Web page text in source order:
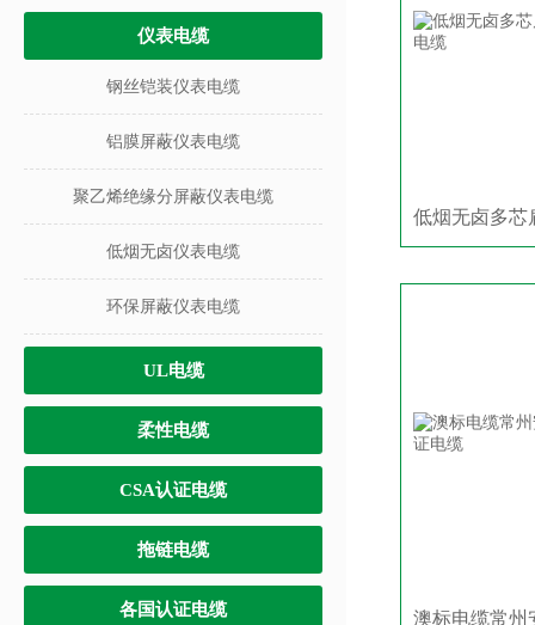
仪表电缆
钢丝铠装仪表电缆
铝膜屏蔽仪表电缆
聚乙烯绝缘分屏蔽仪表电缆
低烟无卤仪表电缆
环保屏蔽仪表电缆
UL电缆
柔性电缆
CSA认证电缆
拖链电缆
各国认证电缆